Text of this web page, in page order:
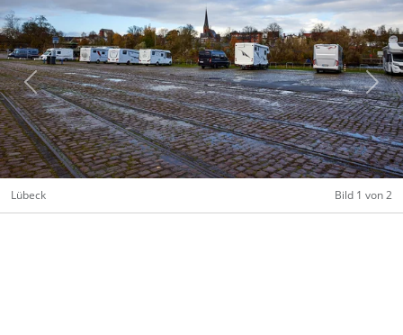
Lübeck Bild 1 von 2
Previous Next